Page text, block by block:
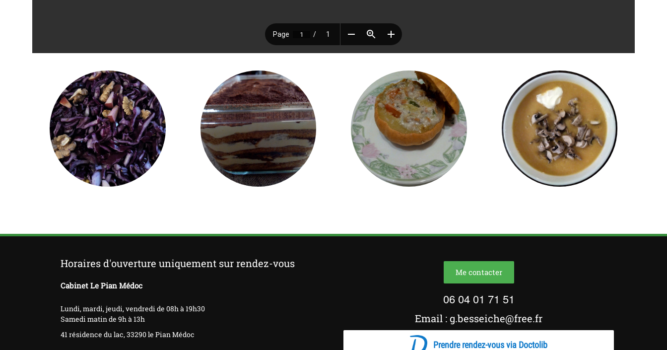
Horaires d'ouverture uniquement sur rendez-vous
Cabinet Le Pian Médoc
Lundi, mardi, jeudi, vendredi de 08h à 19h30
Samedi matin de 9h à 13h
41 résidence du lac, 33290 le Pian Médoc
Me contacter
06 04 01 71 51
Email : g.besseiche@free.fr
Prendre rendez-vous via Doctolib